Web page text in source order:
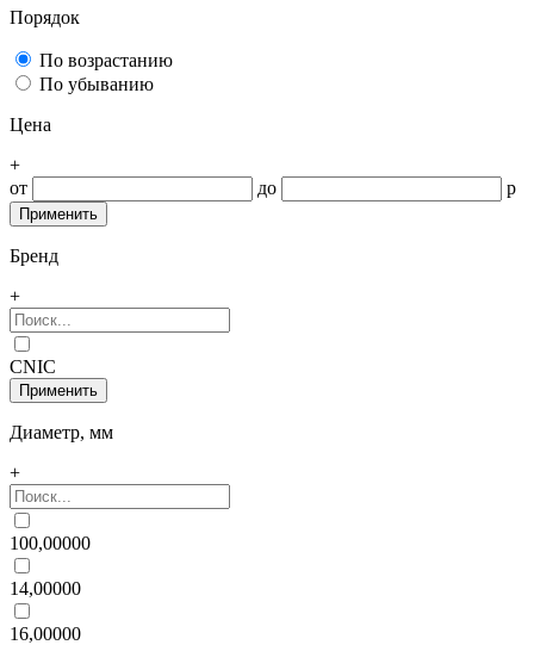
Порядок
По возрастанию
По убыванию
Цена
+
от
до р
Бренд
+
CNIC
Диаметр, мм
+
100,00000
14,00000
16,00000